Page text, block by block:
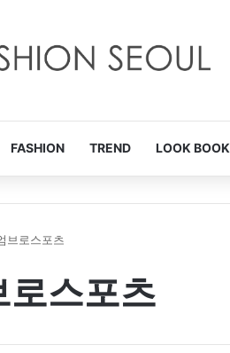
FASHION TREND LOOK BOOK
브로스포츠
로스포츠